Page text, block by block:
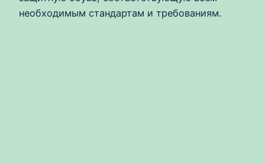
необходимым стандартам и требованиям.